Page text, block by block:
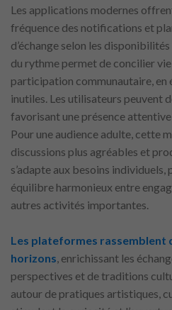
Les applications modernes
fréquence des notifications et
d’échange selon les
du rythme permet de concilier
participation communautaire,
inutiles. Les utilisateurs peuvent
favorisant une présence
Pour une audience adulte, cette
discussions plus agréables et
s’adapte aux besoins
équilibre harmonieux entre
autres activités importantes.
Les plateformes rassemblent
horizons, enrichissant les
perspectives et de traditions
autour de pratiques artistiques,